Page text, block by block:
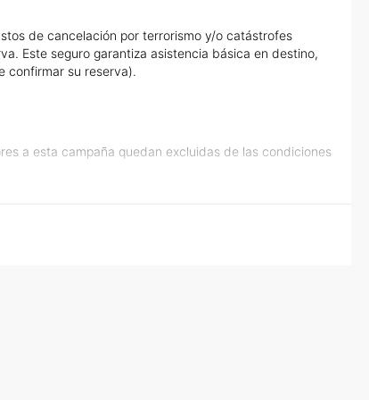
de cancelación por terrorismo y/o catástrofes
Este seguro garantiza asistencia básica en destino,
confirmar su reserva).
a esta campaña quedan excluidas de las condiciones